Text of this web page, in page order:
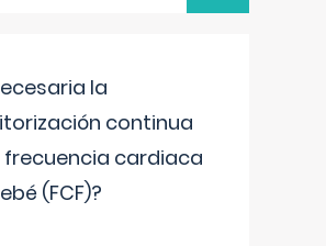
la
continua
frecuencia cardiaca
(FCF)?